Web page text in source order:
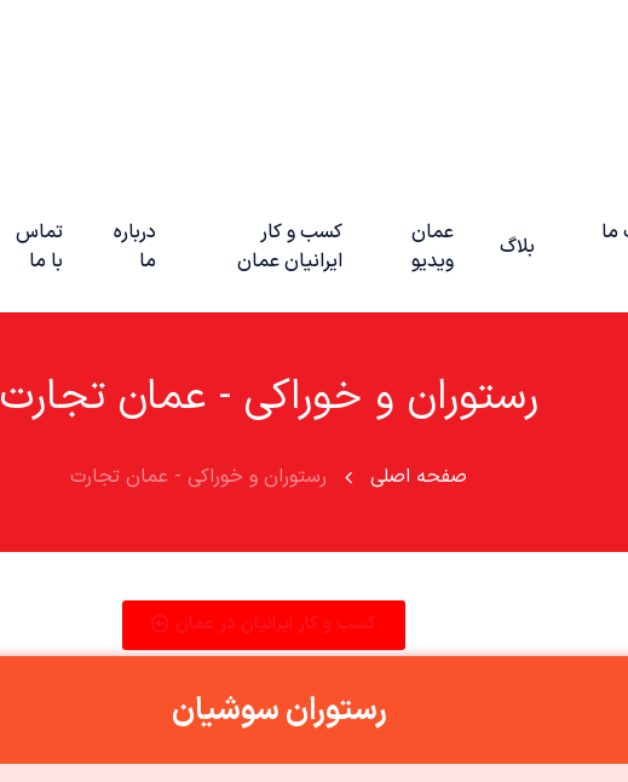
بلاگ
عمان
ویدیو
کسب و کار
ایرانیان عمان
درباره
ما
تماس
با ما
رستوران و خوراکی - عمان تجارت
صفحه اصلی رستوران و خوراکی - عمان تجارت
کسب و کار ایرانیان در عمان
رستوران سوشیان